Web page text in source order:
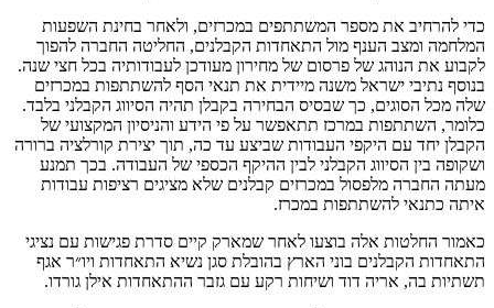
כדי להרחיב את מספר המשתתפים במכרזים, ולאחר בחינת השפעות
המלחמה ומצב הענף מול התאחדות הקבלנים, החליטה החברה להפוך
לקבוע את הנוהג של פרסום של מחירון מעודכן לעבודותיה בכל חצי שנה.
בנוסף נתיבי ישראל משנה מיידית את תנאי הסף להשתתפות במכרזים
שלה מכל הסוגים, כך שבסיס הבחירה בקבלן תהיה הסיווג הקבלני בלבד.
כלומר, השתתפות במרכז תתאפשר על פי הידע והניסיון המקצועי של
הקבלן יחד עם היקפי העבודות שביצע עד כה, תוך יצירת קורלציה ברורה
ושקופה בין הסיווג הקבלני לבין ההיקף הכספי של העבודה. בכך תמנע
מעתה החברה מלפסול במכרזים קבלנים שלא מציגים רציפות עבודות
איתה כתנאי להשתתפות במכרז.
כאמור החלטות אלה בוצעו לאחר שמארק קיים סדרת פגישות עם נציגי
התאחדות הקבלנים בוני הארץ בהובלת סגן נשיא התאחדות ויו״ר אגף
תשתיות בה, אריה דוד ושיחות רקע עם גזבר ההתאחדות אילן גורדו.